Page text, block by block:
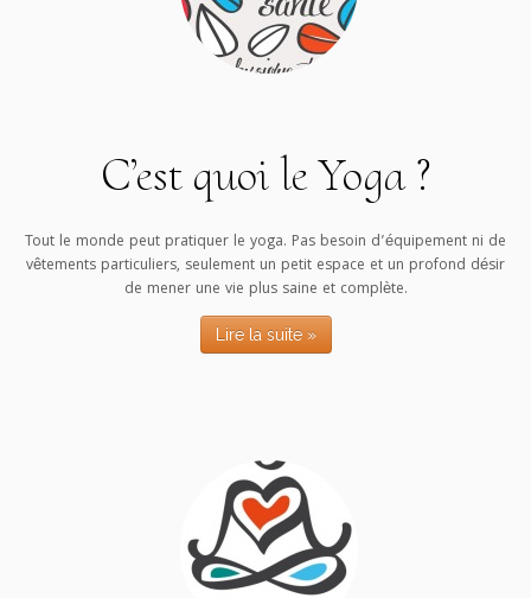
C’est quoi le Yoga ?
Tout le monde peut pratiquer le yoga. Pas besoin d’équipement ni de
vêtements particuliers, seulement un petit espace et un profond désir
de mener une vie plus saine et complète.
Lire la suite »